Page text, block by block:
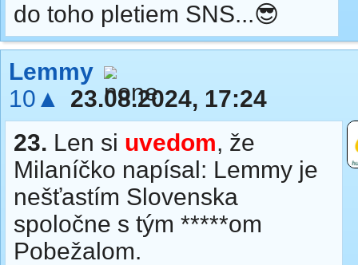
do toho pletiem SNS...😎
Lemmy
10▲
23.08.2024, 17:24
23. Len si uvedom, že
Milaníčko napísal: Lemmy je
nešťastím Slovenska
spoločne s tým *****om
Pobežalom.